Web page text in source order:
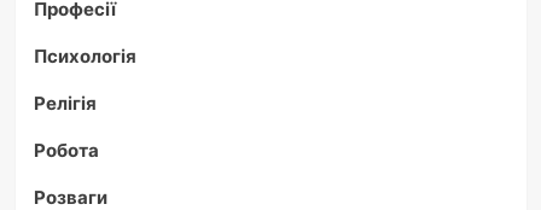
Професії
Психологія
Релігія
Робота
Розваги